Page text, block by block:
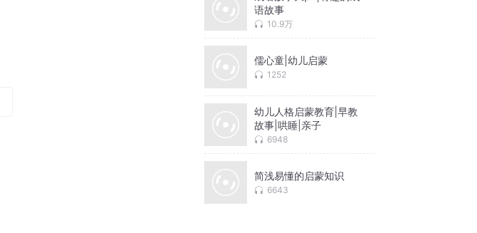
语故事
10.9万
儒心童|幼儿启蒙
1252
幼儿人格启蒙教育|早教
故事|哄睡|亲子
6948
简浅易懂的启蒙知识
6643